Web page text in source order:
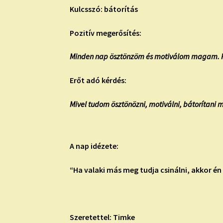
Kulcsszó: bátorítás
Pozitív megerősítés:
Minden nap ösztönzöm és motiválom
Erőt adó kérdés:
Mivel tudom ösztönözni, motiválni, bátorítani
A nap idézete:
“Ha valaki más meg tudja csinálni, akkor
Szeretettel: Timke